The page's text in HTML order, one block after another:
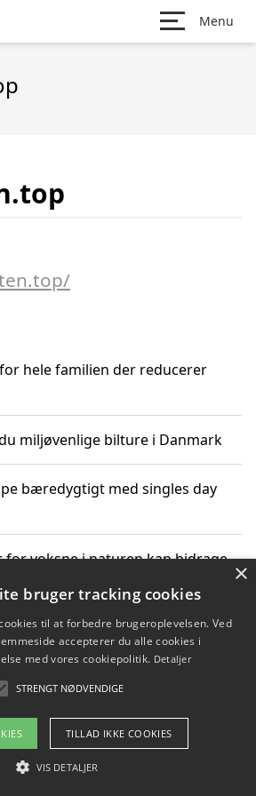
Menu
hele familien der reducerer
miljøvenlige bilture i Danmark
bæredygtigt med singles day
voksne i naturen kan bidrage
dine vigtige datoer for CO2-
2026 - Pilanto Aps
×
bruger tracking cookies
til at forbedre brugeroplevelsen. Ved
accepterer du alle cookies i
med vores cookiepolitik. Detaljer
STRENGT NØDVENDIGE
TILLAD IKKE COOKIES
VIS DETALJER